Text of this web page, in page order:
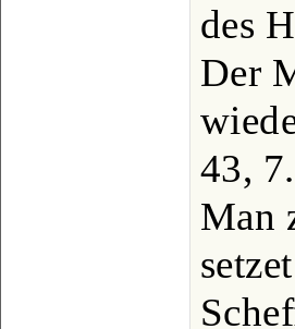
des
Der
43, 7.
Man